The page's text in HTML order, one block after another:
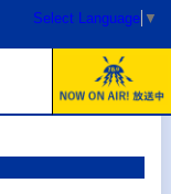
Select Language ▼